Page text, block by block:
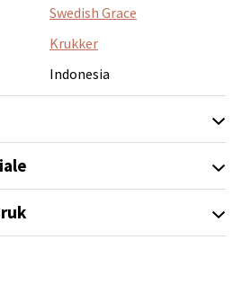
Swedish Grace
Krukker
Indonesia
Senter Orkanger
Orkdalsveien 113, 7300